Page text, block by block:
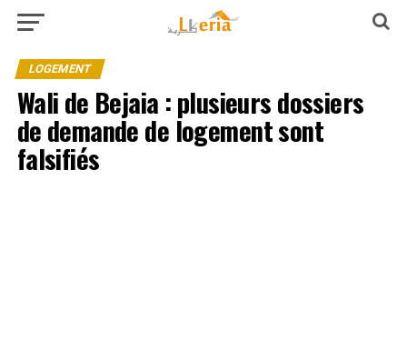
LOGEMENT
Wali de Bejaia : plusieurs dossiers
de demande de logement sont
falsifiés